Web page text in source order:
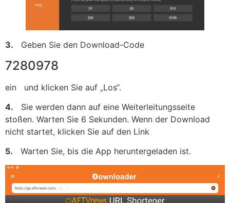
3. Geben Sie den Download-Code
7280978
ein und klicken Sie auf „Los“.
4. Sie werden dann auf eine Weiterleitungsseite
stoßen. Warten Sie 6 Sekunden. Wenn der Download
nicht startet, klicken Sie auf den Link
5. Warten Sie, bis die App heruntergeladen ist.